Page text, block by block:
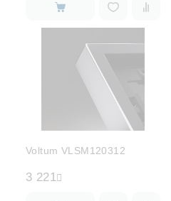
Voltum VLSM120312
3 221